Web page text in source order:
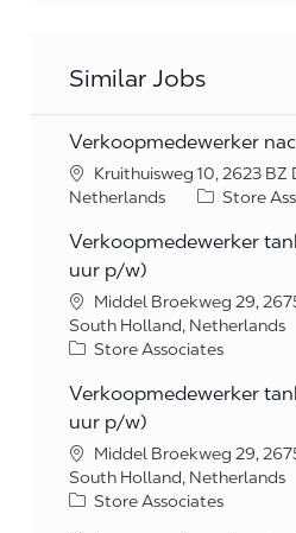
Similar Jobs
Verkoopmedewerker
Kruithuisweg 10, 2623
Netherlands
Category
Store
Verkoopmedewerker
uur p/w)
Middel Broekweg 29,
South Holland, Netherlands
Category
Store Associates
Verkoopmedewerker
uur p/w)
Middel Broekweg 29,
South Holland, Netherlands
Category
Store Associates